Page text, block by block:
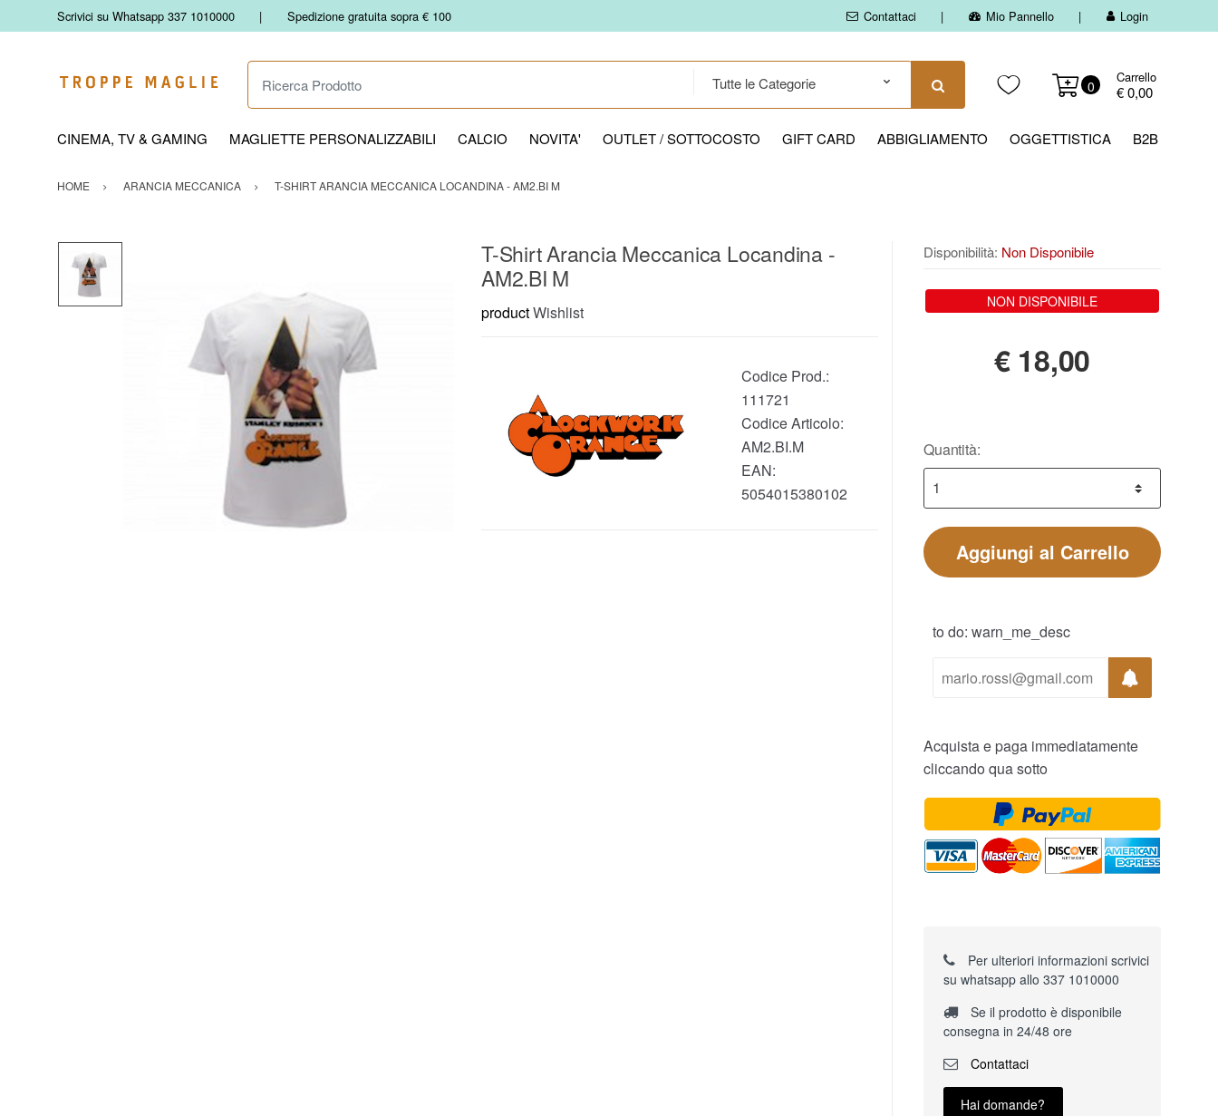
Scrivici su Whatsapp 337 1010000 Spedizione gratuita sopra € 100 Contattaci Mio Pannello Login
Ricerca Prodotto
0
Carrello
€ 0,00
CINEMA, TV & GAMING MAGLIETTE PERSONALIZZABILI CALCIO NOVITA' OUTLET / SOTTOCOSTO GIFT CARD ABBIGLIAMENTO OGGETTISTICA B2B
HOME ARANCIA MECCANICA T-SHIRT ARANCIA MECCANICA LOCANDINA - AM2.BI M
T-Shirt Arancia Meccanica Locandina -
AM2.BI M
productWishlist
Codice Prod.:
111721
Codice Articolo:
AM2.BI.M
EAN:
5054015380102
Disponibilità: Non Disponibile
NON DISPONIBILE
€ 18,00
Quantità:
Aggiungi al Carrello
to do: warn_me_desc
Acquista e paga immediatamente
cliccando qua sotto
Per ulteriori informazioni scrivici
su whatsapp allo 337 1010000
Se il prodotto è disponibile
consegna in 24/48 ore
Contattaci
Hai domande?